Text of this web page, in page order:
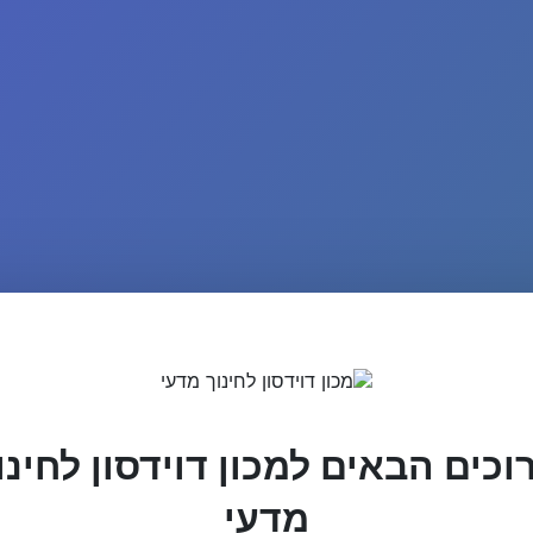
הבאים למכון דוידסון
מדעי